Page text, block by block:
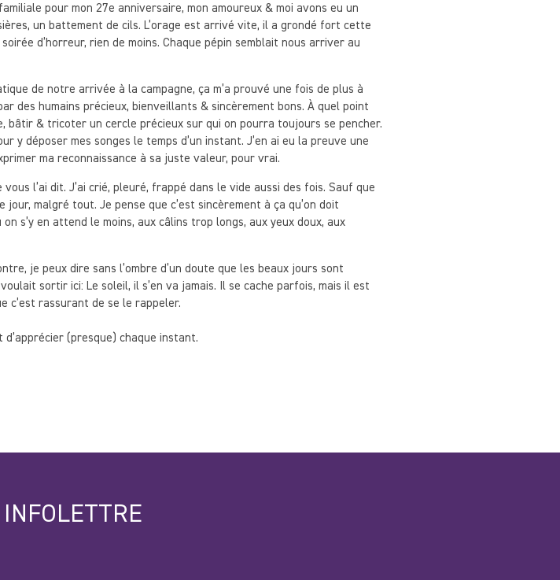
pour mon 27e anniversaire, mon amoureux & moi avons eu un
un battement de cils. L’orage est arrivé vite, il a grondé fort cette
d’horreur, rien de moins. Chaque pépin semblait nous arriver au
de notre arrivée à la campagne, ça m’a prouvé une fois de plus à
des humains précieux, bienveillants & sincèrement bons. À quel point
& tricoter un cercle précieux sur qui on pourra toujours se pencher.
y déposer mes songes le temps d’un instant. J’en ai eu la preuve une
ma reconnaissance à sa juste valeur, pour vrai.
l’ai dit. J’ai crié, pleuré, frappé dans le vide aussi des fois. Sauf que
malgré tout. Je pense que c’est sincèrement à ça qu’on doit
s’y en attend le moins, aux câlins trop longs, aux yeux doux, aux
je peux dire sans l’ombre d’un doute que les beaux jours sont
sortir ici: Le soleil, il s’en va jamais. Il se cache parfois, mais il est
c’est rassurant de se le rappeler.
(presque) chaque instant.